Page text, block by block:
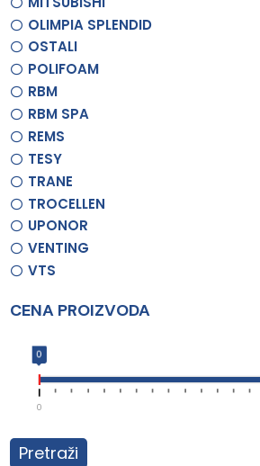
OLIMPIA SPLENDID
OSTALI
POLIFOAM
RBM
RBM SPA
REMS
TESY
TRANE
TROCELLEN
UPONOR
VENTING
VTS
CENA PROIZVODA
0
0
Pretraži